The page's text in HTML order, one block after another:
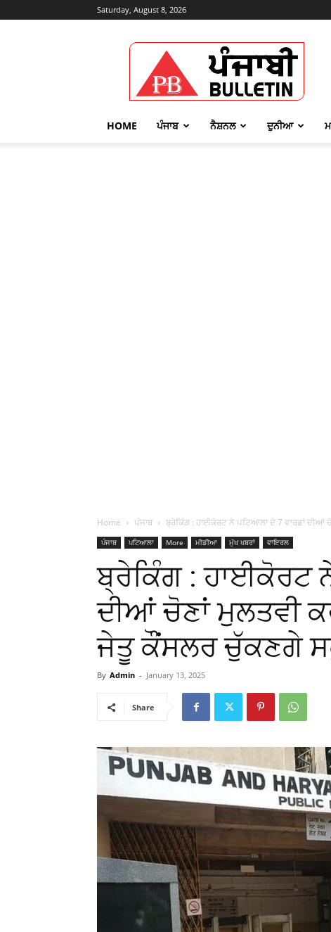
Saturday, August 8, 2026
Punjabi
Bulletin
HOME ਪੰਜਾਬ ਨੈਸ਼ਨਲ ਦੁਨੀਆ
Home ਪੰਜਾਬ ਬ੍ਰੇਕਿੰਗ : ਹਾਈਕੋਰਟ ਨੇ ਪਟਿਆਲਾ ਦੇ 7 ਵਾਰਡਾਂ ਦੀਆਂ
ਪੰਜਾਬ ਪਟਿਆਲਾ More ਮੀਡੀਆ ਮੁੱਖ ਖਬਰਾਂ ਵਾਇਰਲ
ਬ੍ਰੇਕਿੰਗ : ਹਾਈਕੋਰਟ
ਦੀਆਂ ਚੋਣਾਂ ਮੁਲਤਵੀ
ਜੇਤੂ ਕੌਂਸਲਰ ਚੁੱਕਣਗੇ
By Admin - January 13, 2025
Share